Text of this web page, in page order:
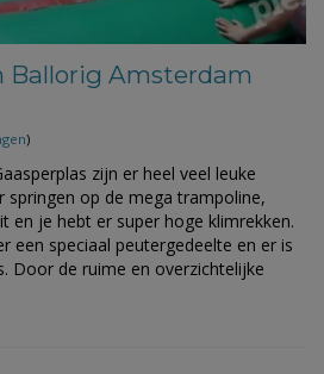
Ballorig Amsterdam
)
zijn er heel veel leuke
springen op de mega trampoline,
en je hebt er super hoge klimrekken.
een speciaal peutergedeelte en er is
Door de ruime en overzichtelijke